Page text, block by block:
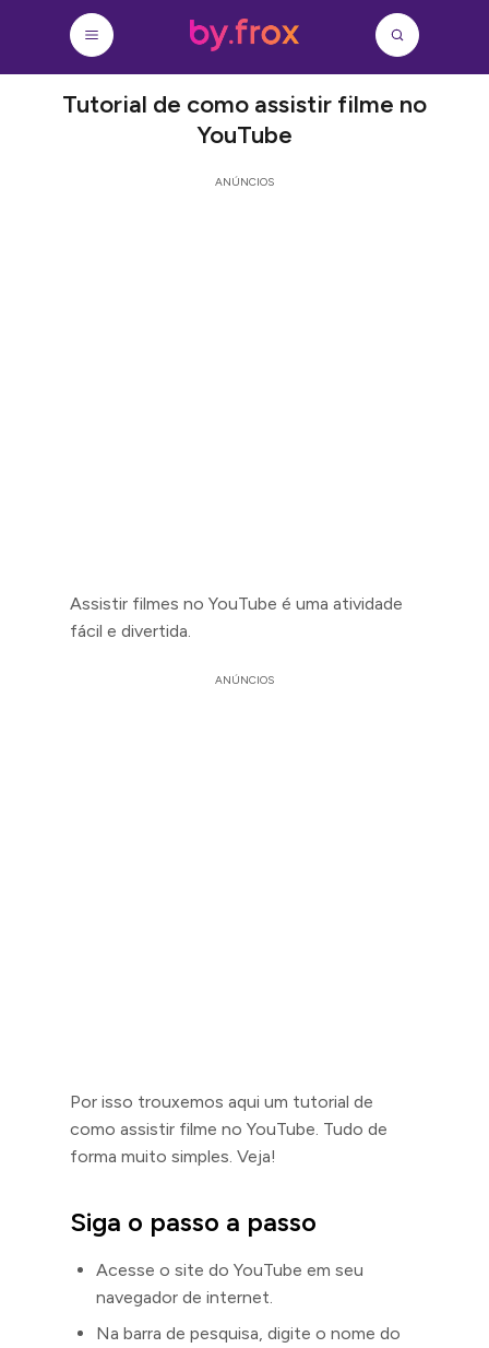
Tutorial de como assistir filme no
YouTube
ANÚNCIOS
Assistir filmes no YouTube é uma atividade
fácil e divertida.
ANÚNCIOS
Por isso trouxemos aqui um tutorial de
como assistir filme no YouTube. Tudo de
forma muito simples. Veja!
Siga o passo a passo
Acesse o site do YouTube em seu
navegador de internet.
Na barra de pesquisa, digite o nome do